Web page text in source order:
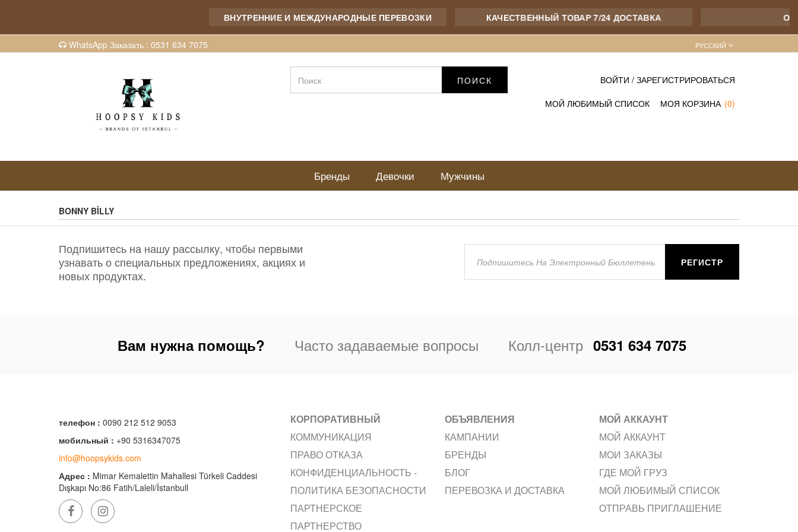
ВНУТРЕННИЕ И МЕЖДУНАРОДНЫЕ ПЕРЕВОЗКИ КАЧЕСТВЕННЫЙ ТОВАР 7/24 ДОСТАВКА
WhatsApp Заказать : 0531 634 7075 PУССКИЙ
ПОИСК ВОЙТИ / ЗАРЕГИСТРИРОВАТЬСЯ
МОЙ ЛЮБИМЫЙ СПИСОК
МОЯ КОРЗИНА (0)
Бренды Девочки Мужчины
BONNY BİLLY
Подпишитесь на нашу рассылку, чтобы первыми
узнавать о специальных предложениях, акциях и
новых продуктах.
РЕГИСТР
Вам нужна помощь? Часто задаваемые вопросы Колл-центр 0531 634 7075
телефон : 0090 212 512 9053
мобильный : +90 5316347075
info@hoopsykids.com
Адрес : Mimar Kemalettin Mahallesi Türkeli Caddesi
Dışkapı No:86 Fatih/Laleli/İstanbull
КОРПОРАТИВНЫЙ
КОММУНИКАЦИЯ
ПРАВО ОТКАЗА
КОНФИДЕНЦИАЛЬНОСТЬ -
ПОЛИТИКА БЕЗОПАСНОСТИ
ПАРТНЕРСКОЕ
ПАРТНЕРСТВО
ОБЪЯВЛЕНИЯ
КАМПАНИИ
БРЕНДЫ
БЛОГ
ПЕРЕВОЗКА И ДОСТАВКА
МОЙ АККАУНТ
МОЙ АККАУНТ
МОИ ЗАКАЗЫ
ГДЕ МОЙ ГРУЗ
МОЙ ЛЮБИМЫЙ СПИСОК
ОТПРАВЬ ПРИГЛАШЕНИЕ